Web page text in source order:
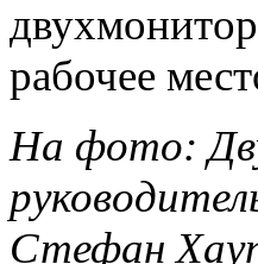
На фото:
Стефан